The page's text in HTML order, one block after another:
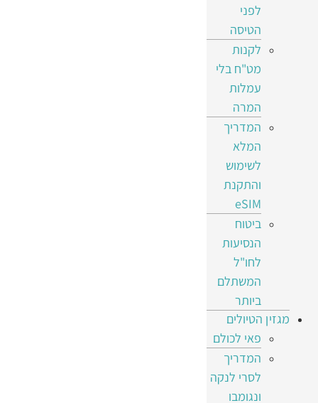
לפני
הטיסה
לקנות
מט"ח בלי
עמלות
המרה
המדריך
המלא
לשימוש
והתקנת
eSIM
ביטוח
הנסיעות
לחו"ל
המשתלם
ביותר
מגזין הטיולים
פאי לכולם
המדריך
לסרי לנקה
ונגומבו